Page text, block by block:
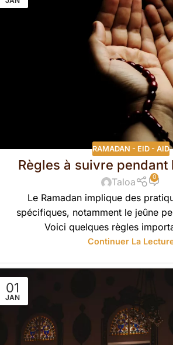
RAMADAN - EID - AID
Règles à suivre pendant
Taloa 0
Le Ramadan implique des
spécifiques, notamment le jeûne
Voici quelques règles
Continuer La
01
JAN